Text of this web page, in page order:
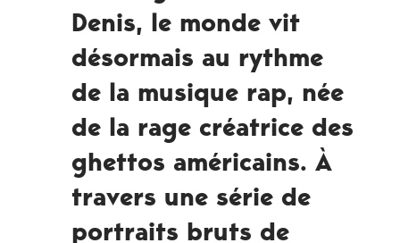
Denis, le monde vit
désormais au rythme
de la musique rap, née
de la rage créatrice des
ghettos américains. À
travers une série de
portraits bruts de